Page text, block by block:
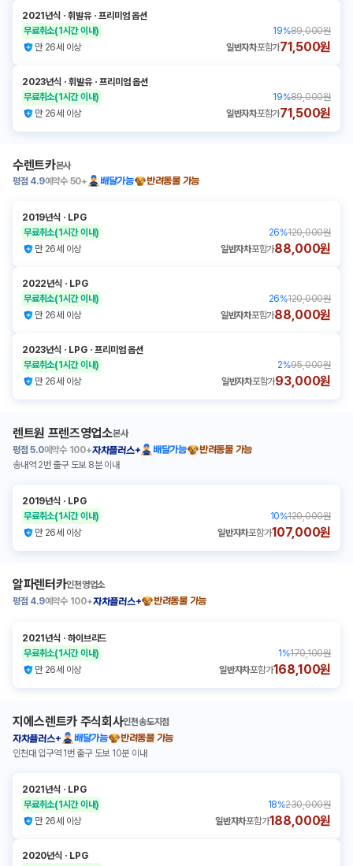
2021년식 ㆍ휘발유ㆍ프리미엄 옵션
무료취소(1시간 이내) 19%89,000원
만 26세 이상
일반자차포함가71,500원
2023년식 ㆍ휘발유ㆍ프리미엄 옵션
무료취소(1시간 이내) 19%89,000원
만 26세 이상
일반자차포함가71,500원
수렌트카본사
평점 4.9예약수 50+ 배달가능 반려동물 가능
2019년식 ㆍ LPG
무료취소(1시간 이내) 26%120,000원
만 26세 이상
일반자차포함가88,000원
2022년식 ㆍ LPG
무료취소(1시간 이내) 26%120,000원
만 26세 이상
일반자차포함가88,000원
2023년식 ㆍ LPGㆍ프리미엄 옵션
무료취소(1시간 이내) 2%95,000원
만 26세 이상
일반자차포함가93,000원
렌트원 프렌즈영업소본사
평점 5.0예약수 100+자차플러스+ 배달가능
반려동물 가능
송내역 2번 출구 도보 8분 이내
2019년식 ㆍ LPG
무료취소(1시간 이내) 10%120,000원
만 26세 이상
일반자차포함가107,000원
알파렌터카인천영업소
평점 4.9예약수 100+자차플러스+ 반려동물 가능
2021년식 ㆍ하이브리드
무료취소(1시간 이내) 1 %170,100원
만 26세 이상
일반자차포함가168,100원
지에스렌트카 주식회사인천송도지점
자차플러스+
배달가능
반려동물 가능
인천대 입구역 1번 출구 도보 10분 이내
2021년식 ㆍ LPG
무료취소(1시간 이내) 18%230,000원
만 26세 이상
일반자차포함가188,000원
2020년식 ㆍ LPG